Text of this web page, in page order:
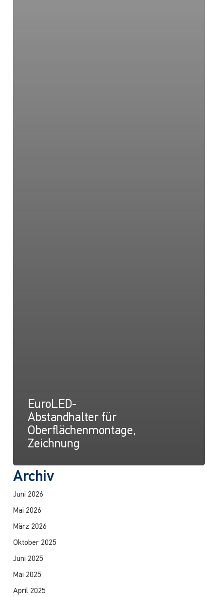
EuroLED-
Abstandhalter für
Oberflächenmontage,
Zeichnung
Archiv
Juni 2026
Mai 2026
März 2026
Oktober 2025
Juni 2025
Mai 2025
April 2025